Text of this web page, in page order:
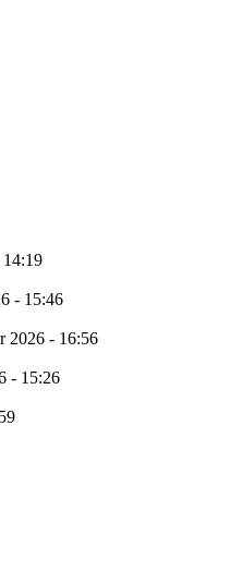
14:19
- 15:46
2026 - 16:56
- 15:26